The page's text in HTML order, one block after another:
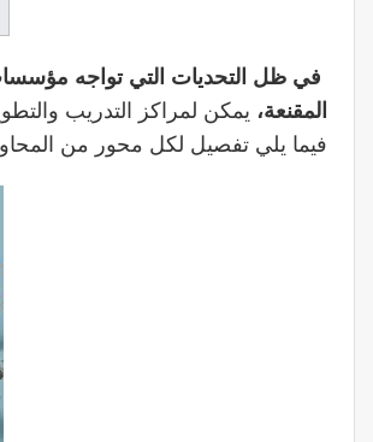
في ظل التحديات التي تواجه
المقنعة، يمكن لمراكز التدريب
فيما يلي تفصيل لكل محور من